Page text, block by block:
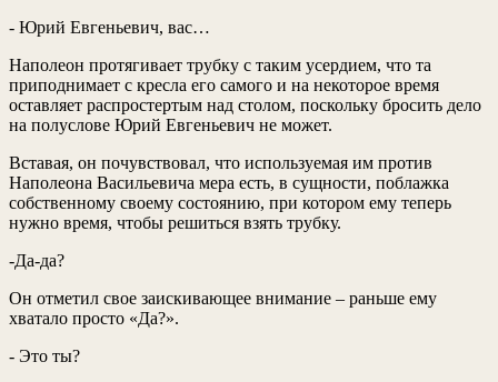
- Юрий Евгеньевич, вас…
Наполеон протягивает трубку с таким усердием, что та
приподнимает с кресла его самого и на некоторое время
оставляет распростертым над столом, поскольку бросить дело
на полуслове Юрий Евгеньевич не может.
Вставая, он почувствовал, что используемая им против
Наполеона Васильевича мера есть, в сущности, поблажка
собственному своему состоянию, при котором ему теперь
нужно время, чтобы решиться взять трубку.
-Да-да?
Он отметил свое заискивающее внимание – раньше ему
хватало просто «Да?».
- Это ты?